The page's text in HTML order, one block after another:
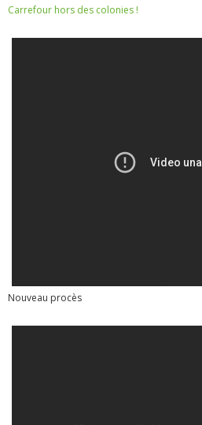
Carrefour hors des colonies !
Nouveau procès